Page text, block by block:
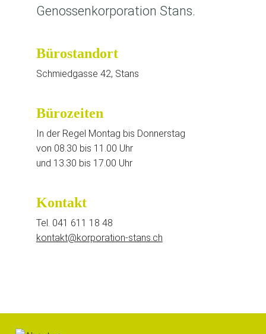
Genossenkorporation Stans.
Bürostandort
Schmiedgasse 42, Stans
Bürozeiten
In der Regel Montag bis Donnerstag
von 08.30 bis 11.00 Uhr
und 13.30 bis 17.00 Uhr
Kontakt
Tel. 041 611 18 48
kontakt@korporation-stans.ch